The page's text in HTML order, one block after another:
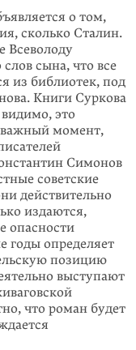
о том,
сколько Сталин.
Всеволоду
сына, что все
из библиотек, под
Книги Суркова
это
важный момент,
Симонов
советские
действительно
издаются,
опасности
годы определяет
позицию
выступают
что роман будет